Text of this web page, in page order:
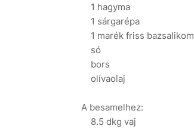
1 hagyma
1 sárgarépa
1 marék friss bazsalikom
só
bors
olívaolaj
A besamelhez:
8.5 dkg vaj